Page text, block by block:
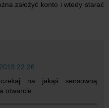
założyć konto i wtedy starać
22:26
na jakąś sensowną
otwarcie